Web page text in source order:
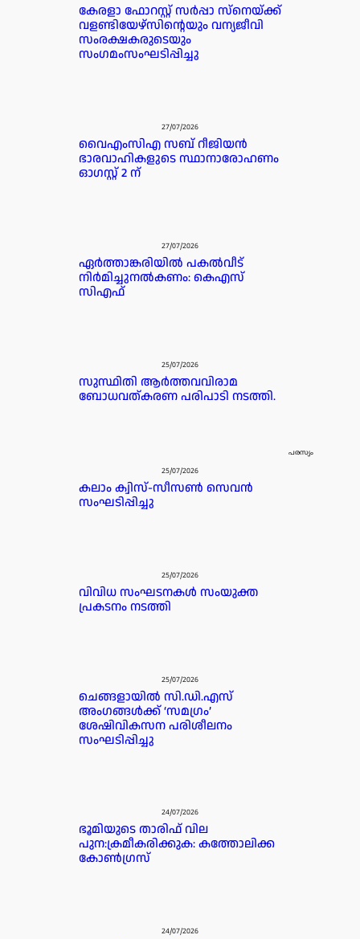
കേരളാ ഫോറസ്റ്റ് സർപ്പാ സ്‌നെയ്ക്ക്
വളണ്ടിയേഴ്‌സിന്റെയും വന്യജീവി
സംരക്ഷകരുടെയും
സംഗമംസംഘടിപ്പിച്ചു
27/07/2026
വൈഎംസിഎ സബ് റീജിയൻ
ഭാരവാഹികളുടെ സ്ഥാനാരോഹണം
ഓഗസ്റ്റ് 2 ന്
27/07/2026
ഏർത്താങ്കരിയിൽ പകൽവീട്
നിർമിച്ചുനൽകണം: കെഎസ്
സിഎഫ്
25/07/2026
സുസ്ഥിതി ആർത്തവവിരാമ
ബോധവത്കരണ പരിപാടി നടത്തി.
പരസ്യം
25/07/2026
കലാം ക്വിസ്-സീസൺ സെവൻ
സംഘടിപ്പിച്ചു
25/07/2026
വിവിധ സംഘടനകൾ സംയുക്ത
പ്രകടനം നടത്തി
25/07/2026
ചെങ്ങളായിൽ സി.ഡി.എസ്
അംഗങ്ങൾക്ക് ‘സമഗ്രം’
ശേഷിവികസന പരിശീലനം
സംഘടിപ്പിച്ചു
24/07/2026
ഭൂമിയുടെ താരിഫ് വില
പുന:ക്രമീകരിക്കുക: കത്തോലിക്ക
കോൺഗ്രസ്
24/07/2026